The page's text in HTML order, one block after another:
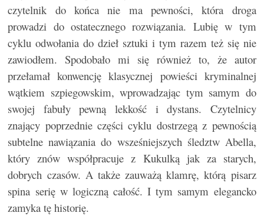
czytelnik do końca nie ma pewności, która droga
prowadzi do ostatecznego rozwiązania. Lubię w tym
cyklu odwołania do dzieł sztuki i tym razem też się nie
zawiodłem. Spodobało mi się również to, że autor
przełamał konwencję klasycznej powieści kryminalnej
wątkiem szpiegowskim, wprowadzając tym samym do
swojej fabuły pewną lekkość i dystans. Czytelnicy
znający poprzednie części cyklu dostrzegą z pewnością
subtelne nawiązania do wsześniejszych śledztw Abella,
który znów współpracuje z Kukulką jak za starych,
dobrych czasów. A także zauważą klamrę, którą pisarz
spina serię w logiczną całość. I tym samym elegancko
zamyka tę historię.